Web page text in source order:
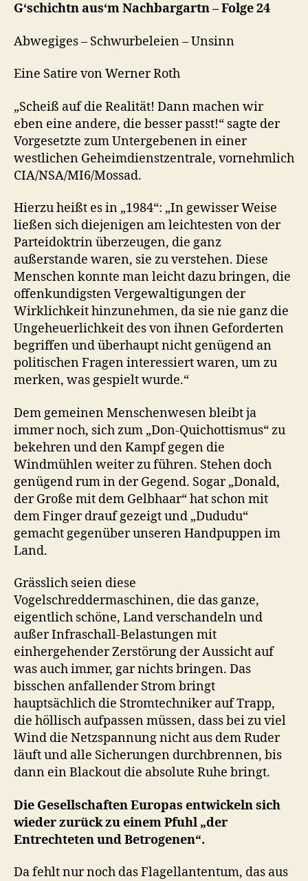
G‘schichtn aus‘m Nachbargartn – Folge 24
Abwegiges – Schwurbeleien – Unsinn
Eine Satire von Werner Roth
„Scheiß auf die Realität! Dann machen wir
eben eine andere, die besser passt!“ sagte der
Vorgesetzte zum Untergebenen in einer
westlichen Geheimdienstzentrale, vornehmlich
CIA/NSA/MI6/Mossad.
Hierzu heißt es in „1984“: „In gewisser Weise
ließen sich diejenigen am leichtesten von der
Parteidoktrin überzeugen, die ganz
außerstande waren, sie zu verstehen. Diese
Menschen konnte man leicht dazu bringen, die
offenkundigsten Vergewaltigungen der
Wirklichkeit hinzunehmen, da sie nie ganz die
Ungeheuerlichkeit des von ihnen Geforderten
begriffen und überhaupt nicht genügend an
politischen Fragen interessiert waren, um zu
merken, was gespielt wurde.“
Dem gemeinen Menschenwesen bleibt ja
immer noch, sich zum „Don-Quichottismus“ zu
bekehren und den Kampf gegen die
Windmühlen weiter zu führen. Stehen doch
genügend rum in der Gegend. Sogar „Donald,
der Große mit dem Gelbhaar“ hat schon mit
dem Finger drauf gezeigt und „Dududu“
gemacht gegenüber unseren Handpuppen im
Land.
Grässlich seien diese
Vogelschreddermaschinen, die das ganze,
eigentlich schöne, Land verschandeln und
außer Infraschall-Belastungen mit
einhergehender Zerstörung der Aussicht auf
was auch immer, gar nichts bringen. Das
bisschen anfallender Strom bringt
hauptsächlich die Stromtechniker auf Trapp,
die höllisch aufpassen müssen, dass bei zu viel
Wind die Netzspannung nicht aus dem Ruder
läuft und alle Sicherungen durchbrennen, bis
dann ein Blackout die absolute Ruhe bringt.
Die Gesellschaften Europas entwickeln sich
wieder zurück zu einem Pfuhl „der
Entrechteten und Betrogenen“.
Da fehlt nur noch das Flagellantentum, das aus